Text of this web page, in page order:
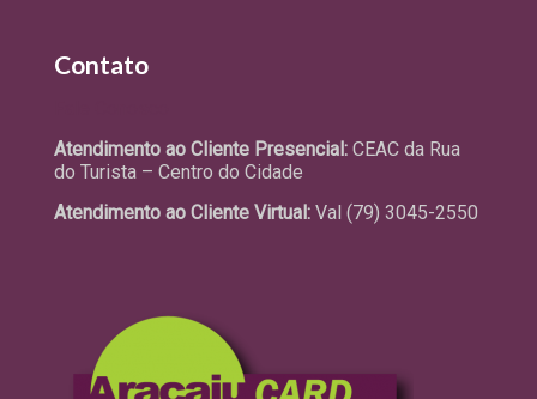
Contato
Atendimento ao Cliente Presencial: CEAC da Rua
do Turista – Centro do Cidade
Atendimento ao Cliente Virtual: Val (79) 3045-2550